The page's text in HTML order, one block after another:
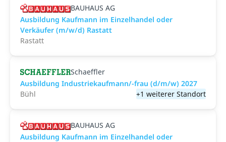
BAUHAUS AG
Ausbildung Kaufmann im Einzelhandel oder
Verkäufer (m/w/d) Rastatt
Rastatt
Schaeffler
Ausbildung Industriekaufmann/-frau (d/m/w) 2027
Bühl
+1 weiterer Standort
BAUHAUS AG
Ausbildung Kaufmann im Einzelhandel oder